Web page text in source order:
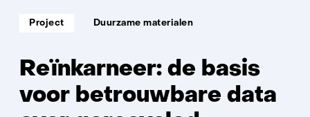
Soort
project:
Project
Thema:
Duurzame materialen
Reïnkarneer: de basis
voor betrouwbare data